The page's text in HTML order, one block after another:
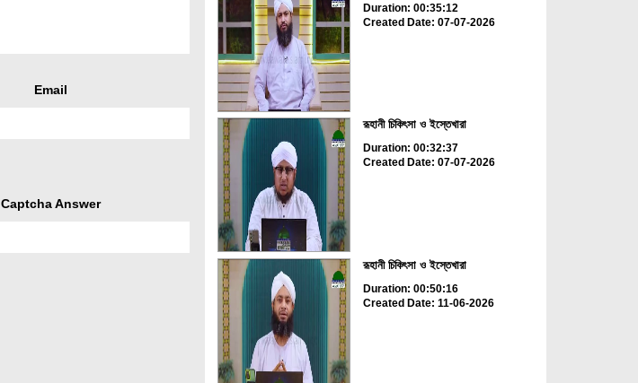
Email
Captcha Answer
Duration: 00:35:12
Created Date: 07-07-2026
রূহানী চিকিৎসা ও ইস্তেখারা
Duration: 00:32:37
Created Date: 07-07-2026
রূহানী চিকিৎসা ও ইস্তেখারা
Duration: 00:50:16
Created Date: 11-06-2026